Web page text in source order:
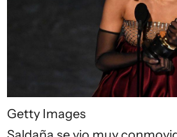
Getty Images